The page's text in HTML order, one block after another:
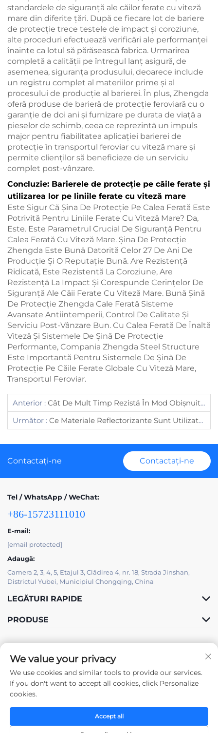
standardele de siguranță ale căilor ferate cu viteză
mare din diferite țări. După ce fiecare lot de bariere
de protecție trece testele de impact și coroziune,
alte proceduri efectuează verificări ale performanței
înainte ca lotul să părăsească fabrica. Urmarirea
completă a calității pe întregul lanț asigură, de
asemenea, siguranța produsului, deoarece include
un registru complet al materiilor prime și al
procesului de producție al barierei. În plus, Zhengda
oferă produse de barieră de protecție feroviară cu o
garanție de doi ani și furnizare pe durata de viață a
pieselor de schimb, ceea ce reprezintă un impuls
major pentru fiabilitatea aplicației barierei de
protecție în transportul feroviar cu viteză mare și
permite clienților să beneficieze de un serviciu
complet post-vânzare.
Concluzie: Barierele de protecție pe căile ferate și
utilizarea lor pe liniile ferate cu viteză mare
Este Sigur Că Șina De Protecție Pe Calea Ferată Este
Potrivită Pentru Liniile Ferate Cu Viteză Mare? Da,
Este. Este Parametrul Crucial De Siguranță Pentru
Calea Ferată Cu Viteză Mare. Șina De Protecție
Zhengda Este Bună Datorită Celor 27 De Ani De
Producție Și O Reputație Bună. Are Rezistență
Ridicată, Este Rezistentă La Coroziune, Are
Rezistență La Impact Și Corespunde Cerințelor De
Siguranță Ale Căii Ferate Cu Viteză Mare. Bună Șină
De Protecție Zhengda Cale Ferată Sisteme
Avansate Antiintemperii, Control De Calitate Și
Serviciu Post-Vânzare Bun. Cu Calea Ferată De Înaltă
Viteză Și Sistemele De Șină De Protecție
Performante, Compania Zhengda Steel Structure
Este Importantă Pentru Sistemele De Șină De
Protecție Pe Căile Ferate Globale Cu Viteză Mare,
Transportul Feroviar.
Anterior : Cât De Mult Timp Rezistă În Mod Obișnuit Un Gard Metalic În Aer Liber?
Următor : Ce Materiale Reflectorizante Sunt Utilizate Pe Parapetele De Protecție Rutieră?
Contactați-ne Contactați-ne
Tel / WhatsApp / WeChat:
+86-15723111010
E-mail:
[email protected]
Adaugă:
Camera 2, 3, 4, 5, Etajul 3, Clădirea 4, nr. 18, Strada Jinshan,
Districtul Yubei, Municipiul Chongqing, China
LEGĂTURI RAPIDE
PRODUSE
Urmați-ne
Drepturi de autor © 2025 de către Chongqing Zhengda Steel
Structure Co., Ltd. -Politica de confidențialitate
We value your privacy
We use cookies and similar tools to provide our services.
If you don't want to accept all cookies, click Personalize
cookies.
Accept all